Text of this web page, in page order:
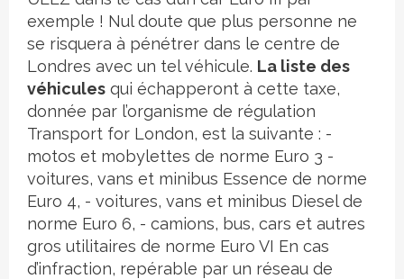
exemple ! Nul doute que plus personne ne
se risquera à pénétrer dans le centre de
Londres avec un tel véhicule. La liste des
véhicules qui échapperont à cette taxe,
donnée par l’organisme de régulation
Transport for London, est la suivante : -
motos et mobylettes de norme Euro 3 -
voitures, vans et minibus Essence de norme
Euro 4, - voitures, vans et minibus Diesel de
norme Euro 6, - camions, bus, cars et autres
gros utilitaires de norme Euro VI En cas
d’infraction, repérable par un réseau de